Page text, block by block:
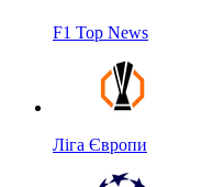
F1 Top News
Ліга Європи